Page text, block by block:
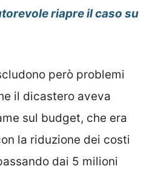
riapre il caso su
però problemi
il dicastero aveva
sul budget, che era
la riduzione dei costi
dai 5 milioni